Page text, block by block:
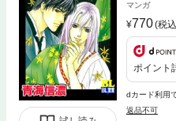
マンガ
770(税
ポイント
dカード利用
返品不可